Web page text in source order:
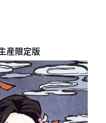
産限定版